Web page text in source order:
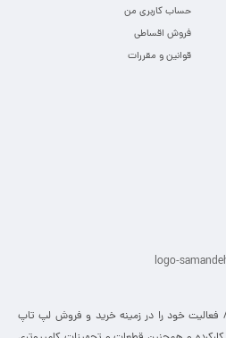
حساب کاربری من
فروش اقساطی
قوانین و مقررات
فروشگاه آنلاین اطلاع وب از سال 83 فعالیت خود را در زمینه خرید و فروش لپ تاپ